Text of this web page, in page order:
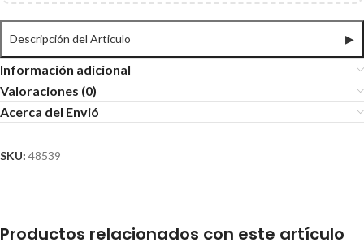
Descripción del Articulo ▶
Información adicional
Valoraciones (0)
Acerca del Envió
SKU: 48539
Productos relacionados con este artículo